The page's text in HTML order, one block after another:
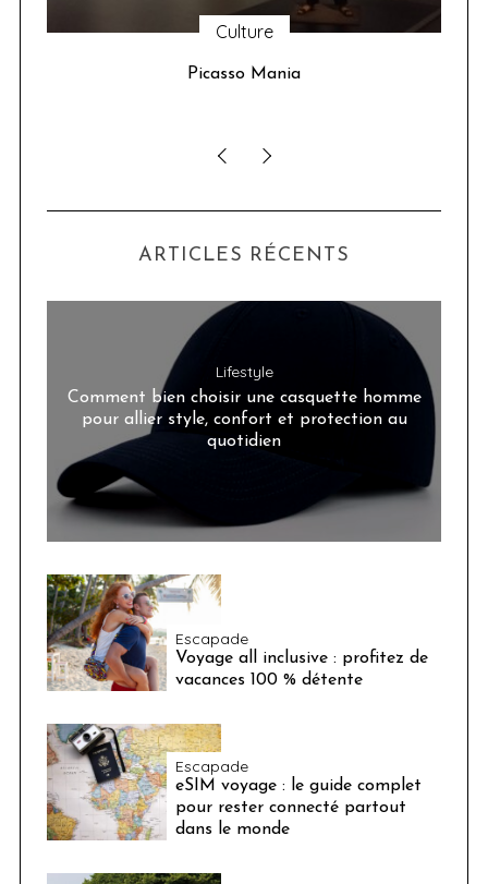
Culture
Picasso Mania
ARTICLES RÉCENTS
Lifestyle
Comment bien choisir une casquette homme
pour allier style, confort et protection au
quotidien
Escapade
Voyage all inclusive : profitez de
vacances 100 % détente
Escapade
eSIM voyage : le guide complet
pour rester connecté partout
dans le monde